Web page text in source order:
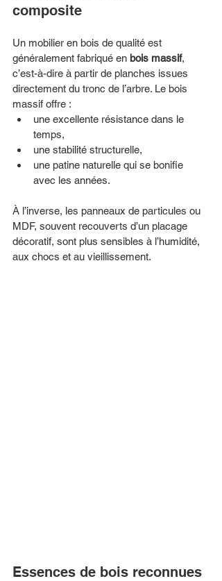
composite
Un mobilier en bois de qualité est
généralement fabriqué en bois massif,
c’est-à-dire à partir de planches issues
directement du tronc de l’arbre. Le bois
massif offre :
une excellente résistance dans le
temps,
une stabilité structurelle,
une patine naturelle qui se bonifie
avec les années.
À l’inverse, les panneaux de particules ou
MDF, souvent recouverts d’un placage
décoratif, sont plus sensibles à l’humidité,
aux chocs et au vieillissement.
Essences de bois reconnues